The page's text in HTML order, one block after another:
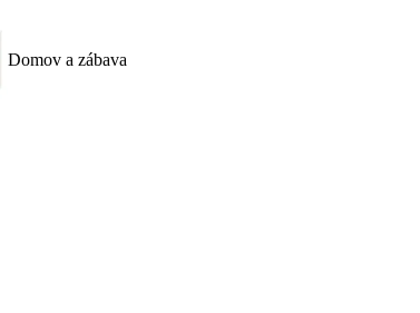
Domov a zábava